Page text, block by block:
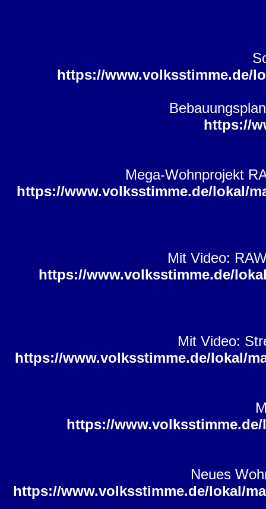
https://www.volksstimme.de/
https://
Mega-Wohnprojekt
https://www.volksstimme.de/lokal/
Mit Video:
https://www.volksstimme.de/
Mit Video:
https://www.volksstimme.de/lokal/
https://
Neues
https://www.volksstimme.de/lokal/